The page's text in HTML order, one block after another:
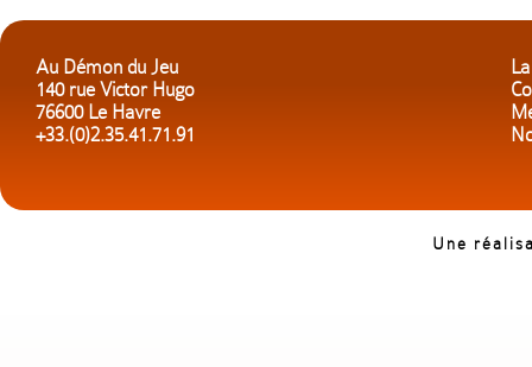
Au Démon du Jeu
140 rue Victor Hugo
76600 Le Havre
+33.(0)2.35.41.71.91
Une